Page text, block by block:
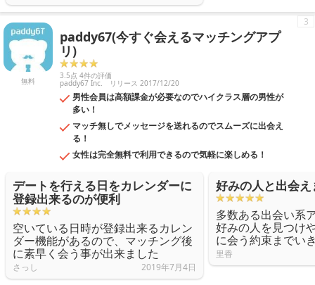
無料
paddy67(今すぐ会えるマッチングアプ
リ)
3.5点 4件の評価
paddy67 Inc. リリース 2017/12/20
男性会員は高額課金が必要なのでハイクラス層の男性が
多い！
マッチ無しでメッセージを送れるのでスムーズに出会え
る！
女性は完全無料で利用できるので気軽に楽しめる！
3
デートを行える日をカレンダーに
登録出来るのが便利
空いている日時が登録出来るカレン
ダー機能があるので、マッチング後
に素早く会う事が出来ました
さっし 2019年7月4日
好みの人と出会え
多数ある出会い系
好みの人を見つけ
に会う約束までい
里香